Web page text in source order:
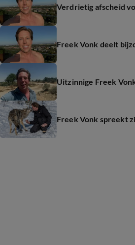
Verdrietig afscheid
Freek Vonk deelt
Uitzinnige Freek
Freek Vonk spreekt